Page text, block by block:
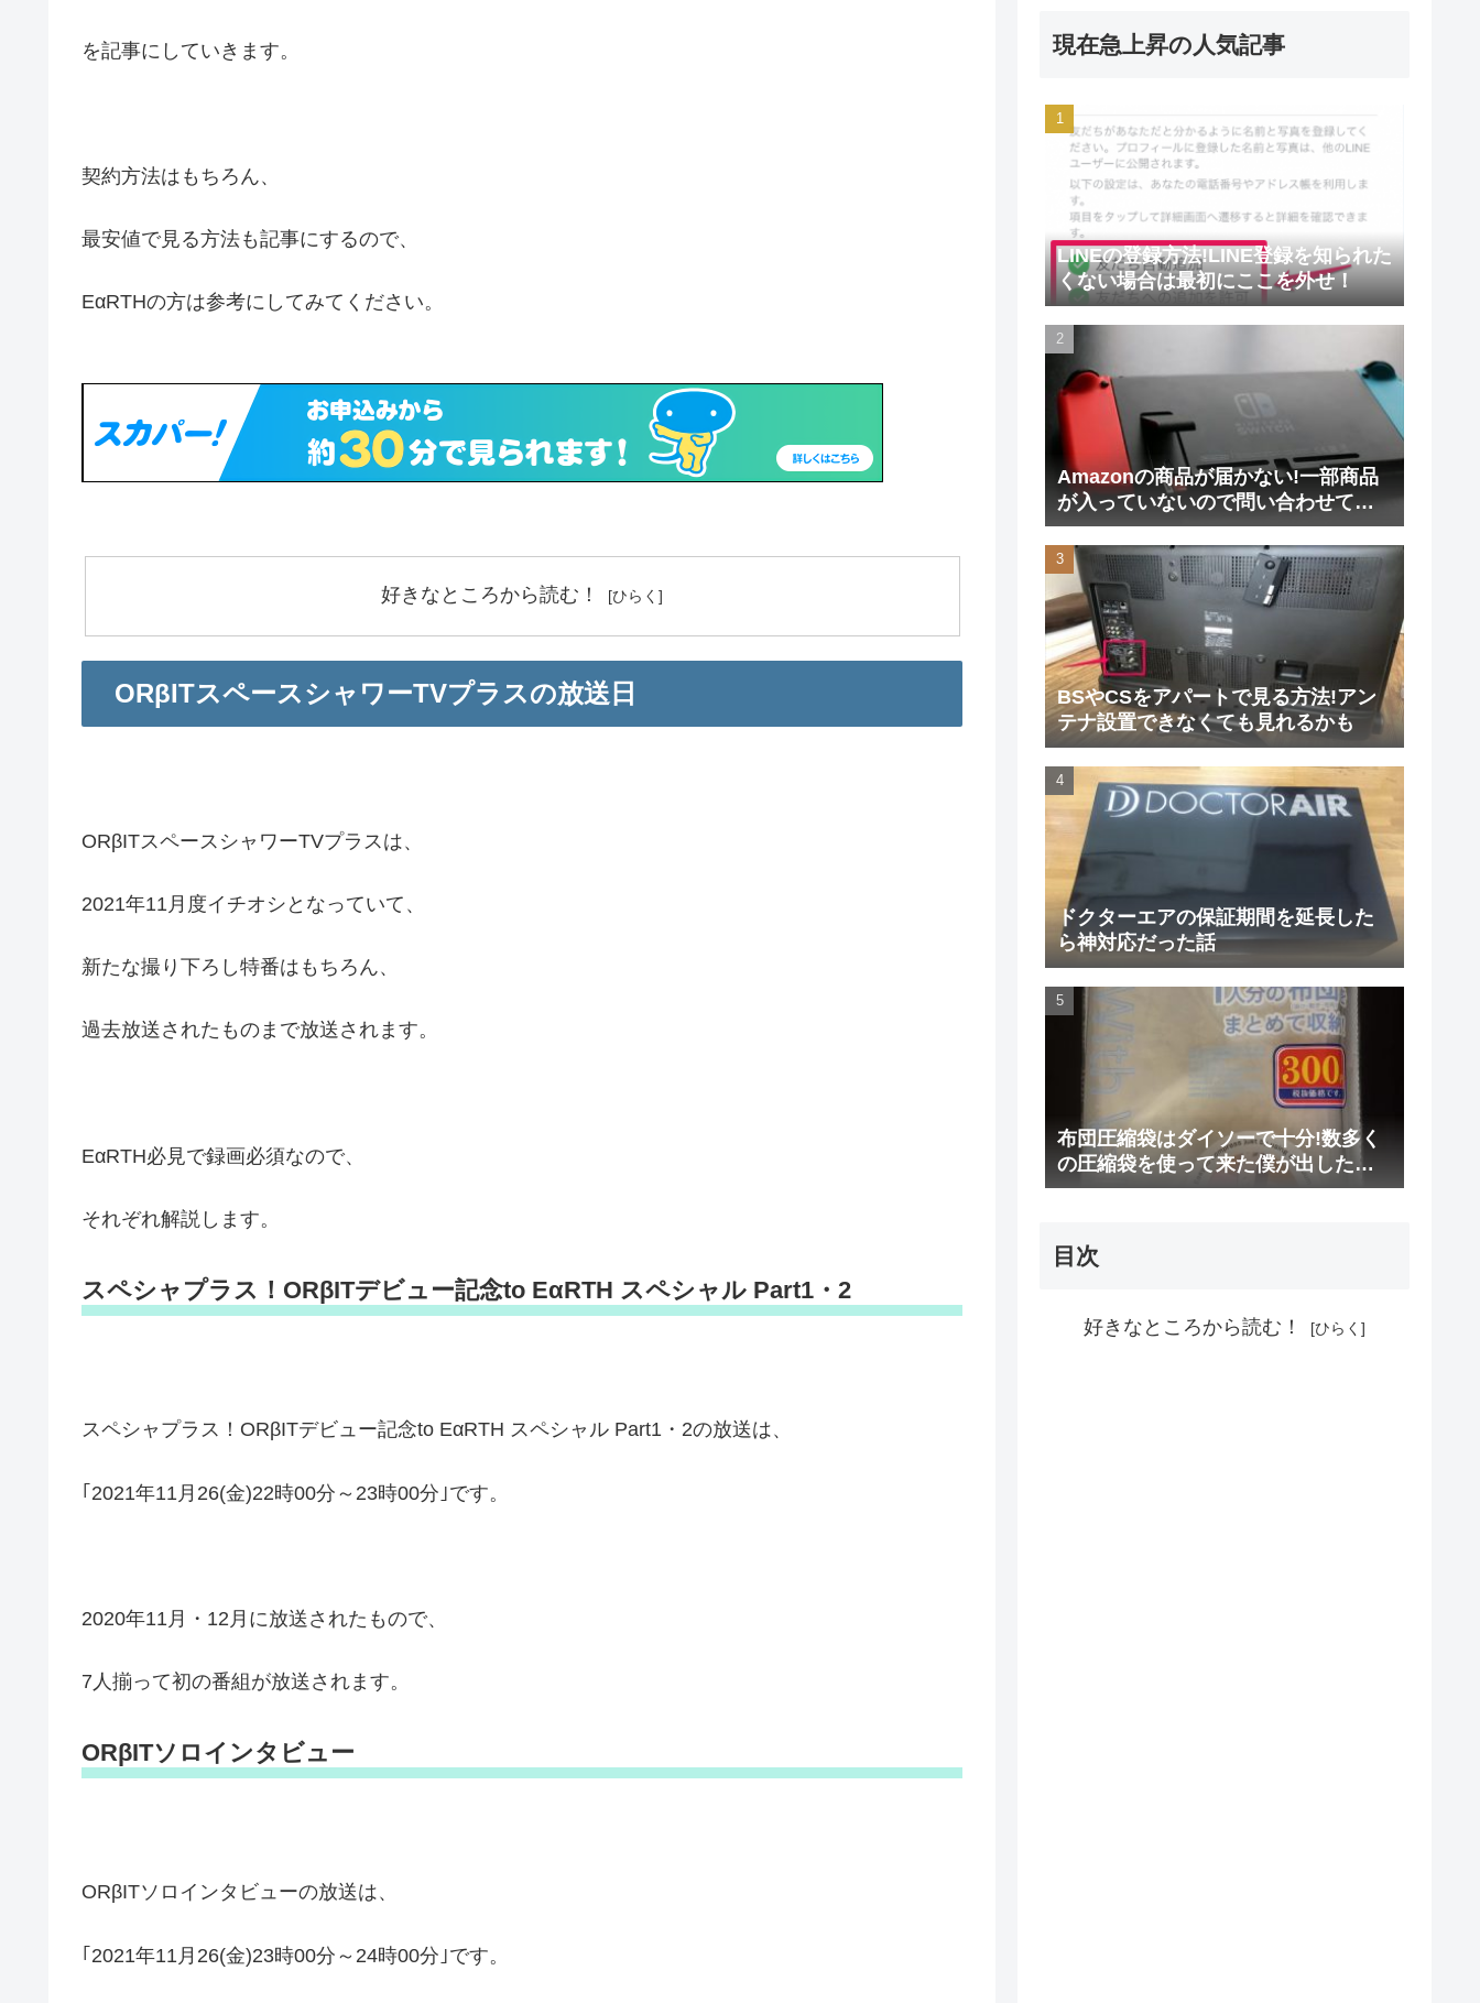
を記事にしていきます。
契約方法はもちろん、
最安値で見る方法も記事にするので、
EαRTHの方は参考にしてみてください。
好きなところから読む！
ORβITスペースシャワーTVプラスの放送日
ORβITスペースシャワーTVプラスは、
2021年11月度イチオシとなっていて、
新たな撮り下ろし特番はもちろん、
過去放送されたものまで放送されます。
EαRTH必見で録画必須なので、
それぞれ解説します。
スペシャプラス！ORβITデビュー記念to EαRTH スペシャル Part1・2
スペシャプラス！ORβITデビュー記念to EαRTH スペシャル Part1・2の放送は、
｢2021年11月26(金)22時00分～23時00分｣です。
2020年11月・12月に放送されたもので、
7人揃って初の番組が放送されます。
ORβITソロインタビュー
ORβITソロインタビューの放送は、
｢2021年11月26(金)23時00分～24時00分｣です。
現在急上昇の人気記事
LINEの登録方法!LINE登録を知られた
くない場合は最初にここを外せ！
Amazonの商品が届かない!一部商品
が入っていないので問い合わせてみ
た
BSやCSをアパートで見る方法!アン
テナ設置できなくても見れるかも
ドクターエアの保証期間を延長した
ら神対応だった話
布団圧縮袋はダイソーで十分!数多く
の圧縮袋を使って来た僕が出した結
論
目次
好きなところから読む！